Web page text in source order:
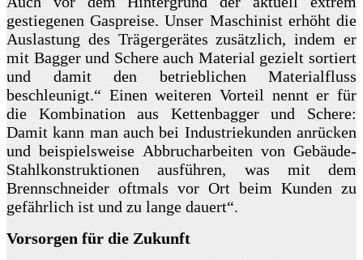
gestiegenen Gaspreise. Unser Maschinist erhöht die
Auslastung des Trägergerätes zusätzlich, indem er
mit Bagger und Schere auch Material gezielt sortiert
und damit den betrieblichen Materialfluss
beschleunigt.“ Einen weiteren Vorteil nennt er für
die Kombination aus Kettenbagger und Schere:
Damit kann man auch bei Industriekunden anrücken
und beispielsweise Abbrucharbeiten von Gebäude-
Stahlkonstruktionen ausführen, was mit dem
Brennschneider oftmals vor Ort beim Kunden zu
gefährlich ist und zu lange dauert“.
Vorsorgen für die Zukunft